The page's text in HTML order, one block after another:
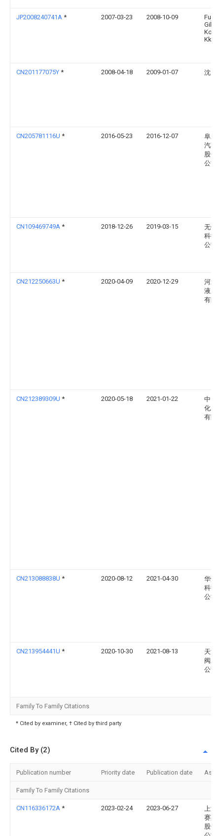
JP2008240741A * 2007-03-23 2008-10-09
Fujita
Giken
Kk
CN201177075Y * 2008-04-18 2009-01-07 沈康
CN205781116U * 2016-05-23 2016-12-07
阜新
汽车
股份
公司
CN109469749A * 2018-12-26 2019-03-15
无锡
科技
公司
CN212250663U * 2020-04-09 2020-12-29
河北
液压
有限
CN212389309U * 2020-05-18 2021-01-22
中国
化工
有限
CN213088838U * 2020-08-12 2021-04-30
华煤
科技
公司
CN213954441U * 2020-10-30 2021-08-13
天津
阀业
公司
Family To Family Citations
* Cited by examiner, † Cited by third party
Cited By (2)
Publication number Priority date Publication date
Family To Family Citations
CN116336172A * 2023-02-24 2023-06-27
上海
赛斯
股份